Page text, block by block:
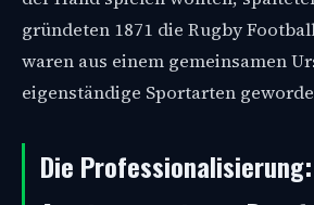
gründeten 1871 die Rugby
waren aus einem gemeinsamen
eigenständige Sportarten
Die